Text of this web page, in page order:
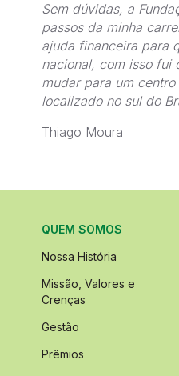
Sem dúvidas, a
passos da minha
ajuda financeira para
nacional, com isso fui
mudar para um
localizado no sul do
Thiago Moura
QUEM SOMOS
Nossa História
Missão, Valores e
Crenças
Gestão
Prêmios